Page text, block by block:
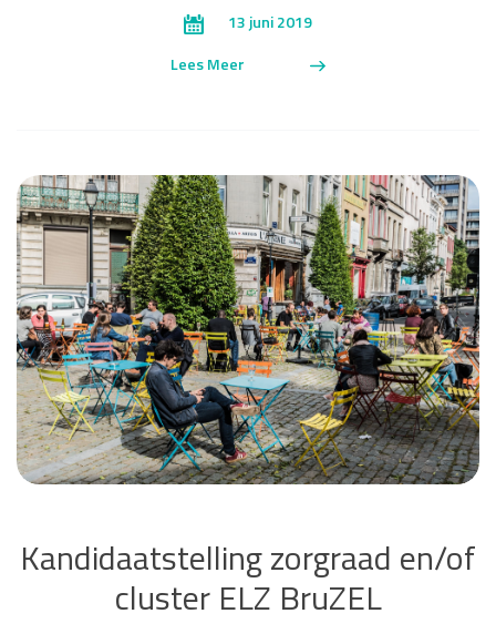
13 juni 2019
Lees Meer
Kandidaatstelling zorgraad en/of
cluster ELZ BruZEL